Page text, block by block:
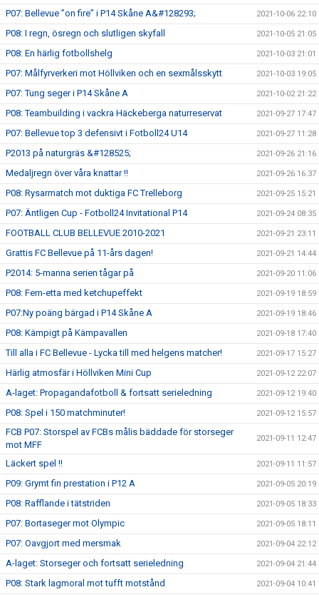
P07: Bellevue ”on fire” i P14 Skåne A&#128293; 2021-10-06 22:10
P08: I regn, ösregn och slutligen skyfall 2021-10-05 21:05
P08: En härlig fotbollshelg 2021-10-03 21:01
P07: Målfyrverkeri mot Höllviken och en sexmålsskytt 2021-10-03 19:05
P07: Tung seger i P14 Skåne A 2021-10-02 21:22
P08: Teambuilding i vackra Häckeberga naturreservat 2021-09-27 17:47
P07: Bellevue top 3 defensivt i Fotboll24 U14 2021-09-27 11:28
P2013 på naturgräs &#128525; 2021-09-26 21:16
Medaljregn över våra knattar !! 2021-09-26 16:37
P08: Rysarmatch mot duktiga FC Trelleborg 2021-09-25 15:21
P07: Äntligen Cup - Fotboll24 Invitational P14 2021-09-24 08:35
FOOTBALL CLUB BELLEVUE 2010-2021 2021-09-21 23:11
Grattis FC Bellevue på 11-års dagen! 2021-09-21 14:44
P2014: 5-manna serien tågar på 2021-09-20 11:06
P08: Fem-etta med ketchupeffekt 2021-09-19 18:59
P07:Ny poäng bärgad i P14 Skåne A 2021-09-19 18:46
P08: Kämpigt på Kämpavallen 2021-09-18 17:40
Till alla i FC Bellevue - Lycka till med helgens matcher! 2021-09-17 15:27
Härlig atmosfär i Höllviken Mini Cup 2021-09-12 22:07
A-laget: Propagandafotboll & fortsatt serieledning 2021-09-12 19:40
P08: Spel i 150 matchminuter! 2021-09-12 15:57
FCB P07: Storspel av FCBs målis bäddade för storseger
mot MFF
2021-09-11 12:47
Läckert spel !! 2021-09-11 11:57
P09: Grymt fin prestation i P12 A 2021-09-05 20:19
P08: Rafflande i tätstriden 2021-09-05 18:33
P07: Bortaseger mot Olympic 2021-09-05 18:11
P07: Oavgjort med mersmak 2021-09-04 22:12
A-laget: Storseger och fortsatt serieledning 2021-09-04 21:44
P08: Stark lagmoral mot tufft motstånd 2021-09-04 10:41